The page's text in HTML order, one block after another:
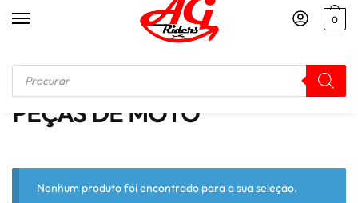
0
Início / PEÇAS DE MOTO
PEÇAS DE MOTO
Nenhum produto foi encontrado para a sua seleção.